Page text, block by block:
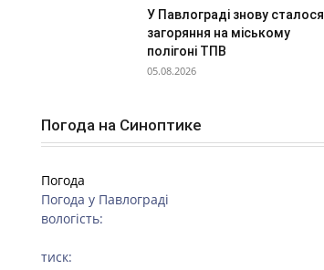
У Павлограді знову сталося
загоряння на міському
полігоні ТПВ
05.08.2026
Погода на Синоптике
Погода
Погода у Павлограді
вологість:
тиск: